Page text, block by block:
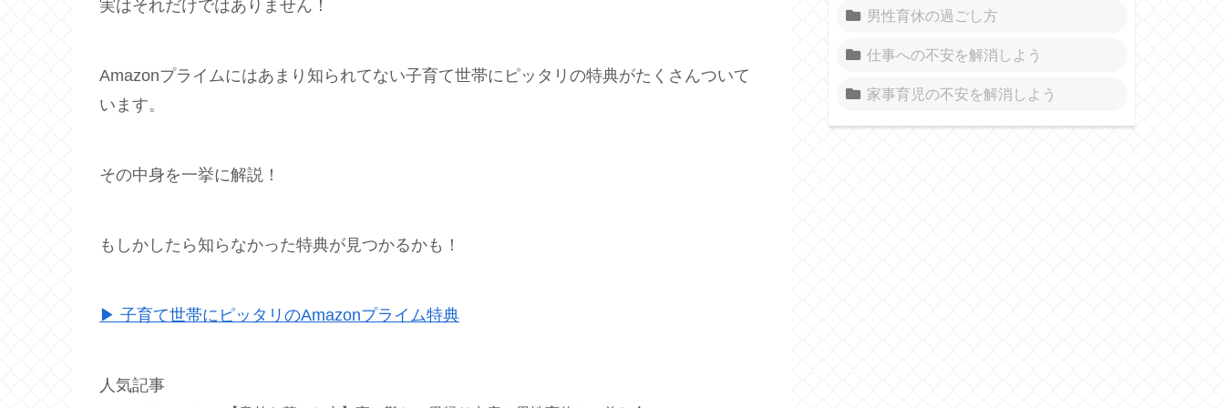
実はそれだけではありません！
Amazonプライムにはあまり知られてない子育て世帯にピッタリの特典がたくさんついて
います。
その中身を一挙に解説！
もしかしたら知らなかった特典が見つかるかも！
▶ 子育て世帯にピッタリのAmazonプライム特典
人気記事
男性育休の過ごし方
仕事への不安を解消しよう
家事育児の不安を解消しよう